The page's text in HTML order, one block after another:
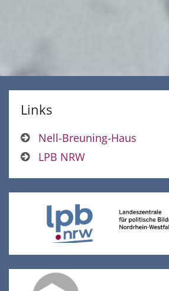
Links
Nell-Breuning-Haus
LPB NRW